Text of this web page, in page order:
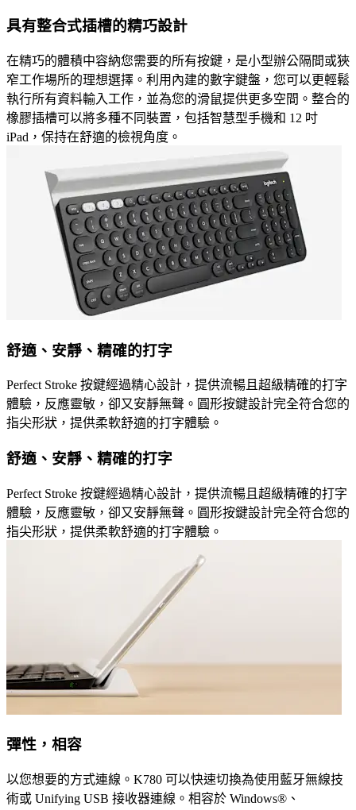
具有整合式插槽的精巧設計
在精巧的體積中容納您需要的所有按鍵，是小型辦公隔間或狹
窄工作場所的理想選擇。利用內建的數字鍵盤，您可以更輕鬆
執行所有資料輸入工作，並為您的滑鼠提供更多空間。整合的
橡膠插槽可以將多種不同裝置，包括智慧型手機和 12 吋
iPad，保持在舒適的檢視角度。
舒適、安靜、精確的打字
Perfect Stroke 按鍵經過精心設計，提供流暢且超級精確的打字
體驗，反應靈敏，卻又安靜無聲。圓形按鍵設計完全符合您的
指尖形狀，提供柔軟舒適的打字體驗。
舒適、安靜、精確的打字
Perfect Stroke 按鍵經過精心設計，提供流暢且超級精確的打字
體驗，反應靈敏，卻又安靜無聲。圓形按鍵設計完全符合您的
指尖形狀，提供柔軟舒適的打字體驗。
彈性，相容
以您想要的方式連線。K780 可以快速切換為使用藍牙無線技
術或 Unifying USB 接收器連線。相容於 Windows®、